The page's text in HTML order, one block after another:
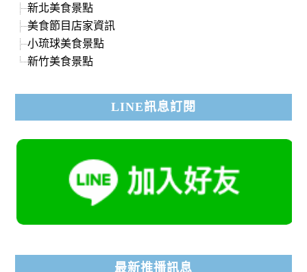
新北美食景點
美食節目店家資訊
小琉球美食景點
新竹美食景點
LINE訊息訂閱
最新推播訊息